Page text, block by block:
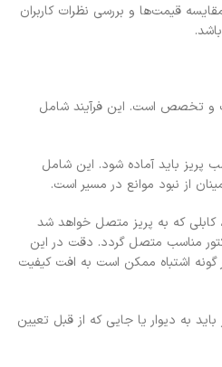
قیمت‌ها و بررسی نظرات کاربران
و تخصص است. این فرآیند شامل
باید آماده شود. این شامل
از نبود موانع در مسیر است.
که به پریز متصل خواهد شد
مناسب متصل گردد. دقت در این
گونه اشتباه ممکن است به افت کیفیت
به دیوار یا جایی که از قبل تعیین